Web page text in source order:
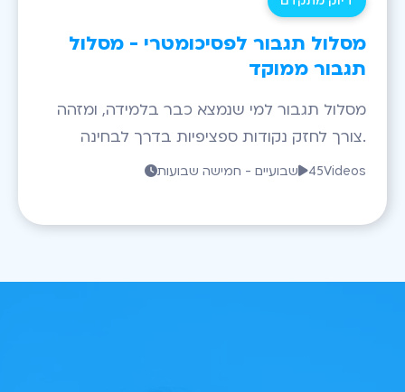
מסלול תגבור לפסיכומטרי - מסלול
תגבור ממוקד
מסלול תגבור למי שנמצא כבר בלמידה, ומזהה
צורך לחזק נקודות ספציפיות בדרך לבחינה.
שבועיים - חמישה שבועות 45Videos